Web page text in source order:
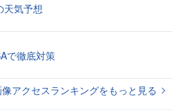
天気予想
で徹底対策
アクセスランキングをもっと見る